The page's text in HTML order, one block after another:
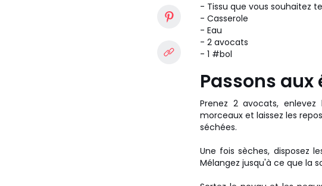
- Tissu que vous souhaitez
- Casserole
- Eau
- 2 avocats
- 1 #bol
Passons
Prenez 2 avocats,
morceaux et laissez les
séchées.
Une fois sèches, disposez
Mélangez jusqu'à ce que la